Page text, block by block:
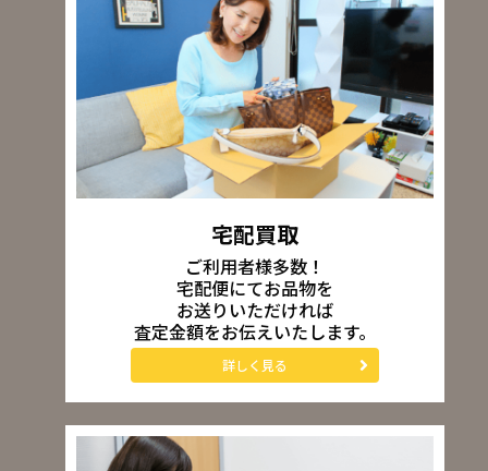
宅配買取
ご利用者様多数！
宅配便にてお品物を
お送りいただければ
査定金額をお伝えいたします。
詳しく見る